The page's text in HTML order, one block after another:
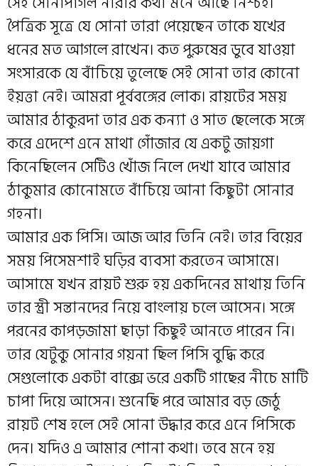
পৈত্রিক সূত্রে যে সোনা তারা পেয়েছেন তাকে যখের
ধনের মত আগলে রাখেন। কত পুরুষের ডুবে যাওয়া
সংসারকে যে বাঁচিয়ে তুলেছে সেই সোনা তার কোনো
ইয়ত্তা নেই। আমরা পূর্ববঙ্গের লোক। রায়টের সময়
আমার ঠাকুরদা তার এক কন্যা ও সাত ছেলেকে সঙ্গে
করে এদেশে এনে মাথা গোঁজার যে একটু জায়গা
কিনেছিলেন সেটিও খোঁজ নিলে দেখা যাবে আমার
ঠাকুমার কোনোমতে বাঁচিয়ে আনা কিছুটা সোনার
গহনা।
আমার এক পিসি। আজ আর তিনি নেই। তার বিয়ের
সময় পিসেমশাই ঘড়ির ব্যবসা করতেন আসামে।
আসামে যখন রায়ট শুরু হয় একদিনের মাথায় তিনি
তার স্ত্রী সন্তানদের নিয়ে বাংলায় চলে আসেন। সঙ্গে
পরনের কাপড়জামা ছাড়া কিছুই আনতে পারেন নি।
তার যেটুকু সোনার গয়না ছিল পিসি বুদ্ধি করে
সেগুলোকে একটা বাক্সে ভরে একটি গাছের নীচে মাটি
চাপা দিয়ে আসেন। শুনেছি পরে আমার বড় জেঠু
রায়ট শেষ হলে সেই সোনা উদ্ধার করে এনে পিসিকে
দেন। যদিও এ আমার শোনা কথা। তবে মনে হয়